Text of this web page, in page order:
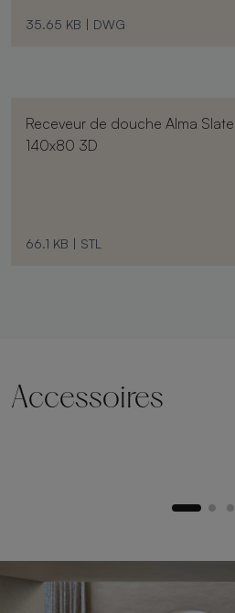
35.65 KB | DWG
Receveur de douche Alma Slate
140x80 3D
66.1 KB | STL
Accessoires